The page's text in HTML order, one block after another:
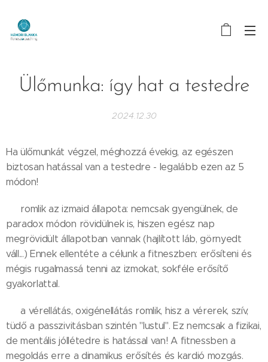
Ülőmunka: így hat a testedre
2024.12.30
Ha ülőmunkát végzel, méghozzá évekig, az egészen
biztosan hatással van a testedre - legalább ezen az 5
módon!
😬 romlik az izmaid állapota: nemcsak gyengülnek, de
paradox módon rövidülnek is, hiszen egész nap
megrövidült állapotban vannak (hajlított láb, görnyedt
váll...) Ennek ellentéte a célunk a fitneszben: erősíteni és
mégis rugalmassá tenni az izmokat, sokféle erősítő
gyakorlattal.
😬 a vérellátás, oxigénellátás romlik, hisz a vérerek, szív,
tüdő a passzivitásban szintén "lustul". Ez nemcsak a fizikai,
de mentális jóllétedre is hatással van! A fitnessben a
megoldás erre a dinamikus erősítés és kardió mozgás.